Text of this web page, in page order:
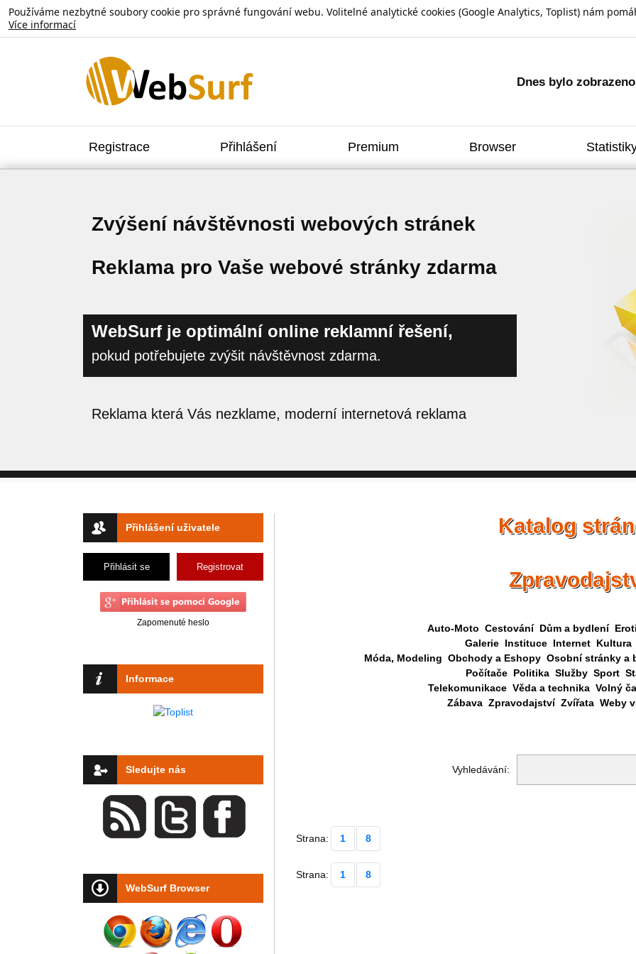
Používáme nezbytné soubory cookie pro správné fungování webu. Volitelné analytické cookies (Google Analytics, Toplist) nám
Více informací
Dnes bylo zobrazeno
Registrace Přihlášení Premium Browser
Zvýšení návštěvnosti webových stránek
Reklama pro Vaše webové stránky zdarma
WebSurf je optimální online reklamní řešení,
pokud potřebujete zvýšit návštěvnost zdarma.
Reklama která Vás nezklame, moderní internetová reklama
Přihlášení uživatele
Přihlásit se Registrovat
Zapomenuté heslo
Informace
Sledujte nás
WebSurf Browser
Katalog
Auto-Moto Cestování Dům a bydlení
Galerie Instituce Internet Kultura
Móda, Modeling Obchody a Eshopy Osobní stránky a
Počítače Politika Služby Sport
Telekomunikace Věda a technika Volný
Zábava Zpravodajství Zvířata Weby
Vyhledávání:
Strana: 1 8
Strana: 1 8